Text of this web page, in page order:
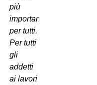
più
importante
per tutti.
Per tutti
gli
addetti
ai lavori